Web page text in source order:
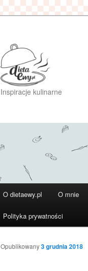
Inspiracje kulinarne
O dietaewy.pl O mnie
Polityka prywatności
Opublikowany3 grudnia 2018